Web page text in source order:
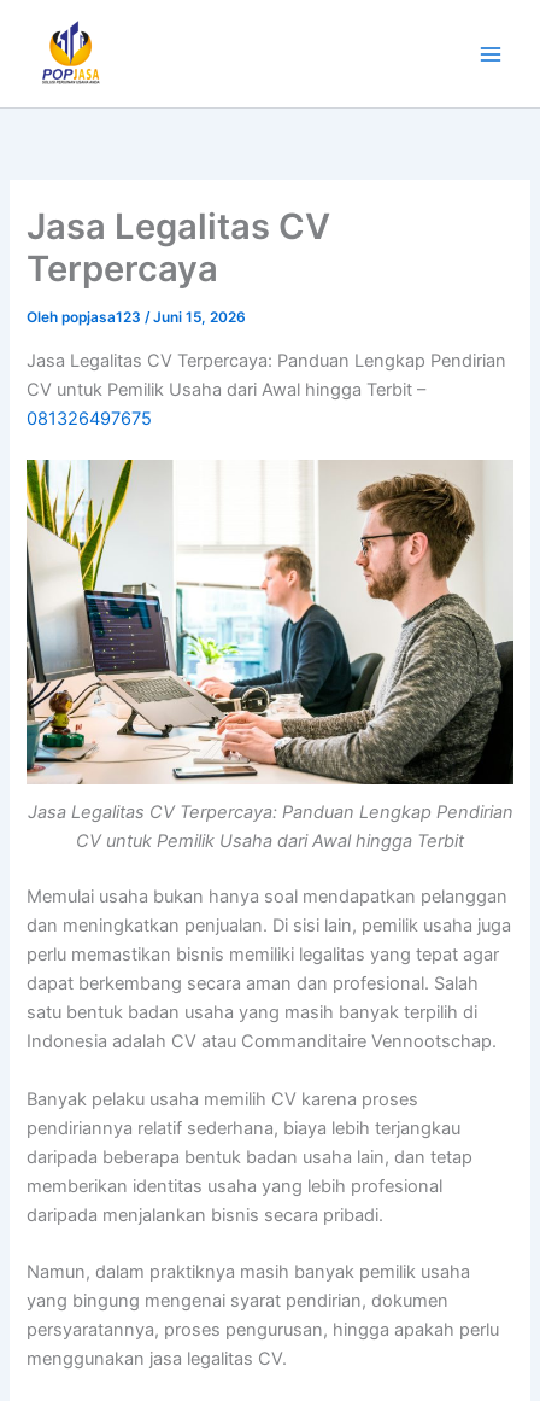
konten
Jasa Legalitas CV
Terpercaya
Olehpopjasa123/Juni 15, 2026
Jasa Legalitas CV Terpercaya: Panduan Lengkap Pendirian
CV untuk Pemilik Usaha dari Awal hingga Terbit –
081326497675
Jasa Legalitas CV Terpercaya: Panduan Lengkap Pendirian
CV untuk Pemilik Usaha dari Awal hingga Terbit
Memulai usaha bukan hanya soal mendapatkan pelanggan
dan meningkatkan penjualan. Di sisi lain, pemilik usaha juga
perlu memastikan bisnis memiliki legalitas yang tepat agar
dapat berkembang secara aman dan profesional. Salah
satu bentuk badan usaha yang masih banyak terpilih di
Indonesia adalah CV atau Commanditaire Vennootschap.
Banyak pelaku usaha memilih CV karena proses
pendiriannya relatif sederhana, biaya lebih terjangkau
daripada beberapa bentuk badan usaha lain, dan tetap
memberikan identitas usaha yang lebih profesional
daripada menjalankan bisnis secara pribadi.
Namun, dalam praktiknya masih banyak pemilik usaha
yang bingung mengenai syarat pendirian, dokumen
persyaratannya, proses pengurusan, hingga apakah perlu
menggunakan jasa legalitas CV.